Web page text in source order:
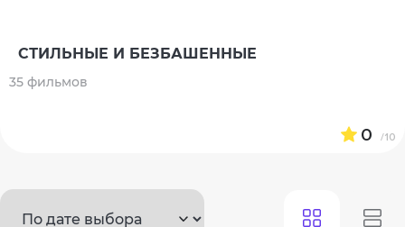
СТИЛЬНЫЕ И БЕЗБАШЕННЫЕ
35 фильмов
0 /10